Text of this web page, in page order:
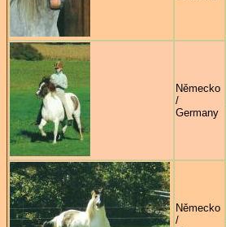
Německo
/
Germany
Německo
/